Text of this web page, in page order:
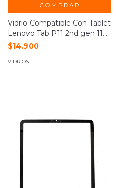
COMPRAR
Vidrio Compatible Con Tablet
Lenovo Tab P11 2nd gen 11.5
Tb350fu
$14.900
VIDRIOS